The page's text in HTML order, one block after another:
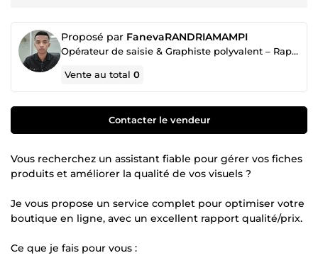
Proposé par FanevaRANDRIAMAMPI
Opérateur de saisie & Graphiste polyvalent – Rapide, rigoureux et créatif
Vente au total0
Contacter le vendeur
Vous recherchez un assistant fiable pour gérer vos fiches
produits et améliorer la qualité de vos visuels ?
Je vous propose un service complet pour optimiser votre
boutique en ligne, avec un excellent rapport qualité/prix.
Ce que je fais pour vous :